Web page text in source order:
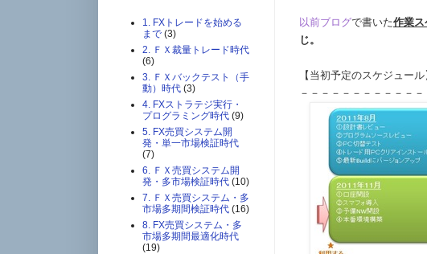
以前ブログで書いた作業ス
じ。
【当初予定のスケジュール
－－－－－－－－－－－
1. FXトレードを始める
まで (3)
2. ＦＸ裁量トレード時代
(6)
3. ＦＸバックテスト（手
動）時代 (3)
4. FXストラテジ実行・
プログラミング時代 (9)
5. FX売買システム開
発・単一市場検証時代
(7)
6. ＦＸ売買システム開
発・多市場検証時代 (10)
7. ＦＸ売買システム・多
市場多期間検証時代 (16)
8. FX売買システム・多
市場多期間最適化時代
(19)